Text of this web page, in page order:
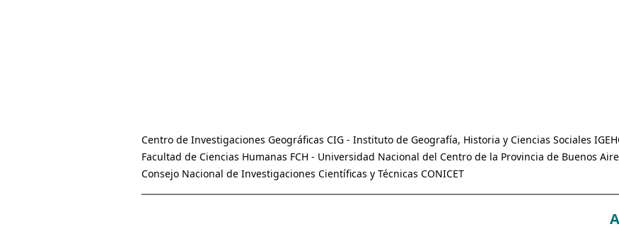
Centro de Investigaciones Geográficas CIG - Instituto de Geografía, Historia y Ciencias Sociales
Facultad de Ciencias Humanas FCH - Universidad Nacional del Centro de la Provincia de Buenos
Consejo Nacional de Investigaciones Científicas y Técnicas CONICET